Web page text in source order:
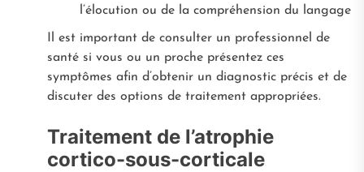
l’élocution ou de la compréhension du langage
Il est important de consulter un professionnel de
santé si vous ou un proche présentez ces
symptômes afin d’obtenir un diagnostic précis et de
discuter des options de traitement appropriées.
Traitement de l’atrophie
cortico-sous-corticale